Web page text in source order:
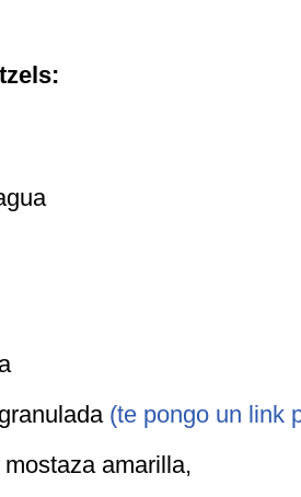
(te pongo un link
amarilla,